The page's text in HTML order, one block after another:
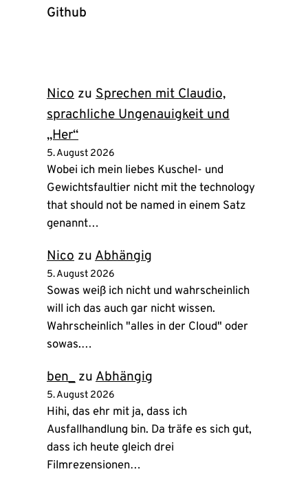
Github
Nico zu Sprechen mit Claudio,
sprachliche Ungenauigkeit und
„Her“
5. August 2026
Wobei ich mein liebes Kuschel- und
Gewichtsfaultier nicht mit the technology
that should not be named in einem Satz
genannt…
Nico zu Abhängig
5. August 2026
Sowas weiß ich nicht und wahrscheinlich
will ich das auch gar nicht wissen.
Wahrscheinlich "alles in der Cloud" oder
sowas.…
ben_zu Abhängig
5. August 2026
Hihi, das ehr mit ja, dass ich
Ausfallhandlung bin. Da träfe es sich gut,
dass ich heute gleich drei
Filmrezensionen…